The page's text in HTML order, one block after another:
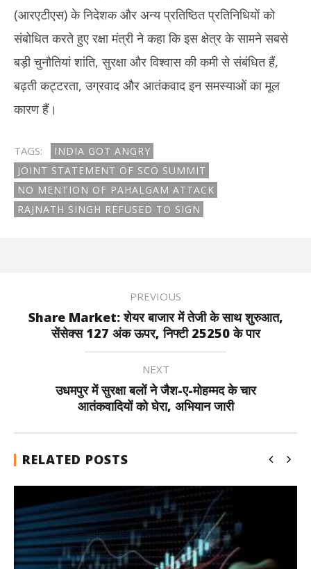
(आरएटीएस) के निदेशक और अन्य प्रतिष्ठित प्रतिनिधियों को
संबोधित करते हुए रक्षा मंत्री ने कहा कि इस क्षेत्र के सामने सबसे
बड़ी चुनौतियां शांति, सुरक्षा और विश्वास की कमी से संबंधित हैं,
बढ़ती कट्टरता, उग्रवाद और आतंकवाद इन समस्याओं का मूल
कारण हैं।
TAGS:
INDIA GOT ANGRY
JOINT STATEMENT OF SCO SUMMIT
NO MENTION OF PAHALGAM ATTACK
RAJNATH SINGH REFUSED TO SIGN
PREVIOUS
Share Market: शेयर बाजार में तेजी के साथ शुरुआत,
सेंसेक्स 127 अंक ऊपर, निफ्टी 25250 के पार
NEXT
उधमपुर में सुरक्षा बलों ने जैश-ए-मोहम्मद के चार
आतंकवादियों को घेरा, अभियान जारी
RELATED POSTS